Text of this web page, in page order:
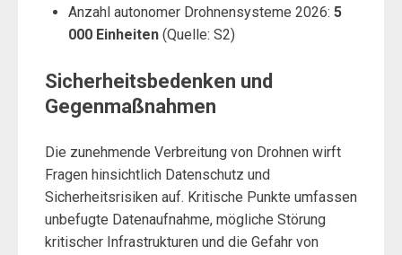
Anzahl autonomer Drohnensysteme 2026: 5
000 Einheiten(Quelle: S2)
Sicherheitsbedenken und
Gegenmaßnahmen
Die zunehmende Verbreitung von Drohnen wirft
Fragen hinsichtlich Datenschutz und
Sicherheitsrisiken auf. Kritische Punkte umfassen
unbefugte Datenaufnahme, mögliche Störung
kritischer Infrastrukturen und die Gefahr von